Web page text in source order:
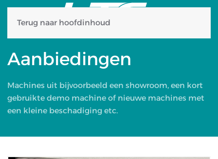
Terug naar hoofdinhoud
Aanbiedingen
Machines uit bijvoorbeeld een showroom, een kort
gebruikte demo machine of nieuwe machines met
een kleine beschadiging etc.